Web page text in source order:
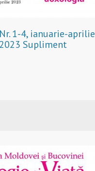
1-4, ianuarie-aprilie
Supliment